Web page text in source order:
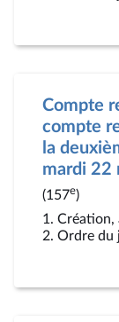
Compte
compte
la
mardi 22
(157e)
1.
2. Ordre du